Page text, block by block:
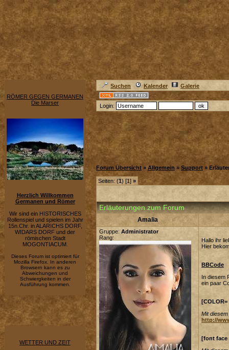
RÖMER GEGEN GERMANEN
Die Marser
Herzlich Willkommen
Germanen und Römer
Wir sind ein HISTORISCHES
Rollenspiel und spielen im Jahr
15n.Chr. in ALARICHS DORF,
WIDARS DORF und der
römischen Stadt
MOGONTIACUM.
Dieses Forum ist optimiert für
Mozilla Firefox. In anderen
Browsern kann es zu
Abweichungen und
Schwiergkeiten in der
Ausführung kommen.
WETTER UND ZEIT
Suchen Kalender Galerie
Login:
Forum Übersicht » Allgemein » Support »
Seiten: (1) [1] »
Erläuterungen zum Forum
Amalia
Gruppe: Administrator
Rang:
Hallo ihr
Hier
BBCode
In diesem
ein paar
Mit
http://
[font face